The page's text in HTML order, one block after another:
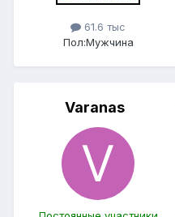
61.6 тыс
Пол:Мужчина
Varanas